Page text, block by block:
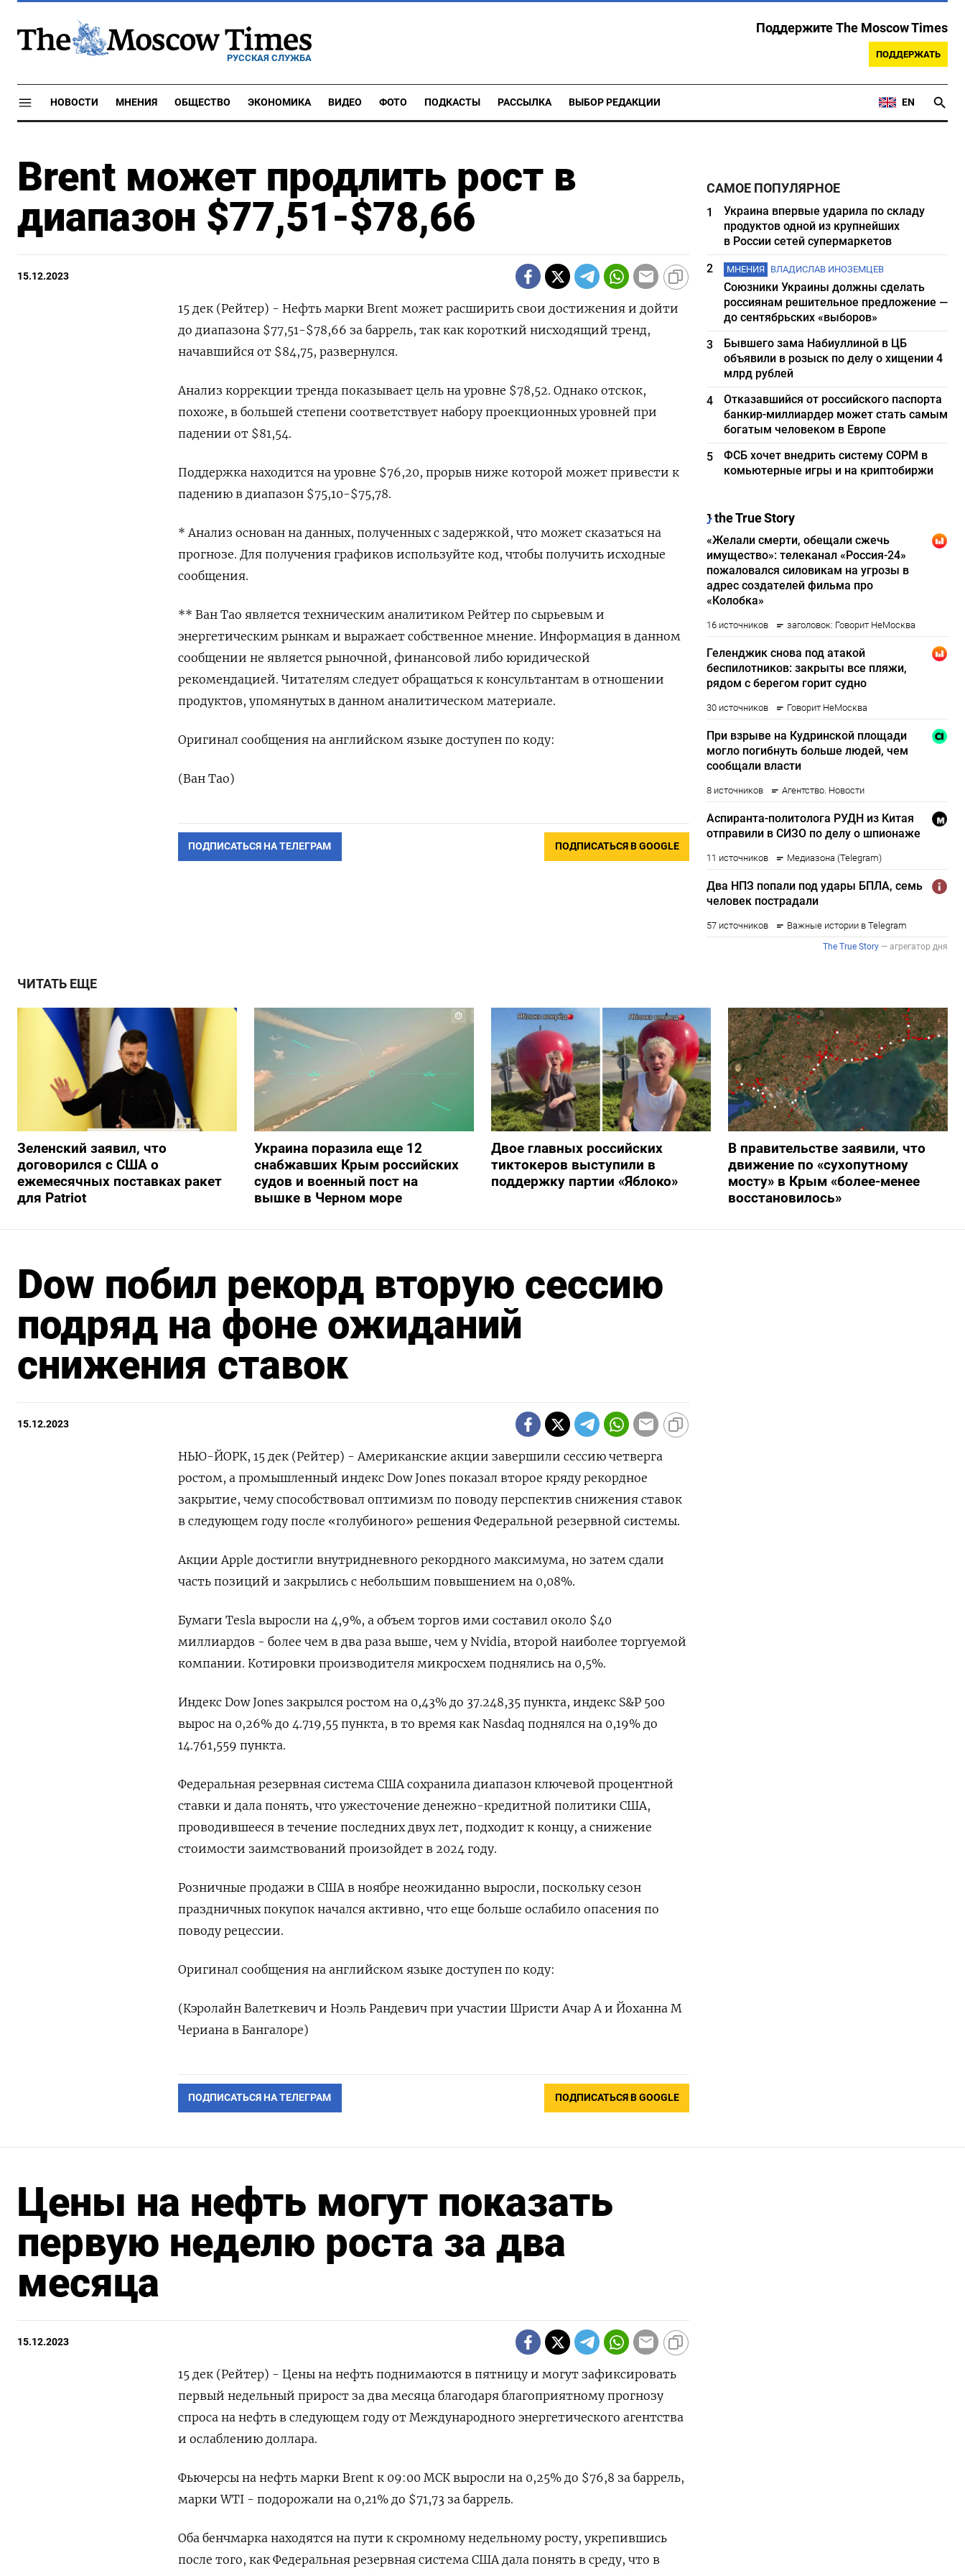
РУССКАЯ СЛУЖБА
Поддержите The Moscow Times
ПОДДЕРЖАТЬ
НОВОСТИ МНЕНИЯ ОБЩЕСТВО ЭКОНОМИКА ВИДЕО ФОТО ПОДКАСТЫ РАССЫЛКА ВЫБОР РЕДАКЦИИ EN
Brent может продлить рост в
диапазон $77,51-$78,66
15.12.2023
15 дек (Рейтер) - Нефть марки Brent может расширить свои достижения и дойти
до диапазона $77,51-$78,66 за баррель, так как короткий нисходящий тренд,
начавшийся от $84,75, развернулся.
Анализ коррекции тренда показывает цель на уровне $78,52. Однако отскок,
похоже, в большей степени соответствует набору проекционных уровней при
падении от $81,54.
Поддержка находится на уровне $76,20, прорыв ниже которой может привести к
падению в диапазон $75,10-$75,78.
* Анализ основан на данных, полученных с задержкой, что может сказаться на
прогнозе. Для получения графиков используйте код, чтобы получить исходные
сообщения.
** Ван Тао является техническим аналитиком Рейтер по сырьевым и
энергетическим рынкам и выражает собственное мнение. Информация в данном
сообщении не является рыночной, финансовой либо юридической
рекомендацией. Читателям следует обращаться к консультантам в отношении
продуктов, упомянутых в данном аналитическом материале.
Оригинал сообщения на английском языке доступен по коду:
(Ван Тао)
ПОДПИСАТЬСЯ НА ТЕЛЕГРАМ ПОДПИСАТЬСЯ В GOOGLE
САМОЕ ПОПУЛЯРНОЕ
1
Украина впервые ударила по складу
продуктов одной из крупнейших
в России сетей супермаркетов
2
МНЕНИЯ ВЛАДИСЛАВ ИНОЗЕМЦЕВ
Союзники Украины должны сделать
россиянам решительное предложение —
до сентябрьских «выборов»
3
Бывшего зама Набиуллиной в ЦБ
объявили в розыск по делу о хищении 4
млрд рублей
4
Отказавшийся от российского паспорта
банкир-миллиардер может стать самым
богатым человеком в Европе
5
ФСБ хочет внедрить систему СОРМ в
комьютерные игры и на криптобиржи
ЧИТАТЬ ЕЩЕ
Зеленский заявил, что
договорился с США о
ежемесячных поставках ракет
для Patriot
Украина поразила еще 12
снабжавших Крым российских
судов и военный пост на
вышке в Черном море
Двое главных российских
тиктокеров выступили в
поддержку партии «Яблоко»
В правительстве заявили, что
движение по «сухопутному
мосту» в Крым «более-менее
восстановилось»
Dow побил рекорд вторую сессию
подряд на фоне ожиданий
снижения ставок
15.12.2023
НЬЮ-ЙОРК, 15 дек (Рейтер) - Американские акции завершили сессию четверга
ростом, а промышленный индекс Dow Jones показал второе кряду рекордное
закрытие, чему способствовал оптимизм по поводу перспектив снижения ставок
в следующем году после «голубиного» решения Федеральной резервной системы.
Акции Apple достигли внутридневного рекордного максимума, но затем сдали
часть позиций и закрылись с небольшим повышением на 0,08%.
Бумаги Tesla выросли на 4,9%, а объем торгов ими составил около $40
миллиардов - более чем в два раза выше, чем у Nvidia, второй наиболее торгуемой
компании. Котировки производителя микросхем поднялись на 0,5%.
Индекс Dow Jones закрылся ростом на 0,43% до 37.248,35 пункта, индекс S&P 500
вырос на 0,26% до 4.719,55 пункта​, в то время как ​Nasdaq поднялся на 0,19% до
14.761,559 пункта​.
Федеральная резервная система США сохранила диапазон ключевой процентной
ставки и дала понять, что ужесточение денежно-кредитной политики США,
проводившееся в течение последних двух лет, подходит к концу, а снижение
стоимости заимствований произойдет в 2024 году.
Розничные продажи в США в ноябре неожиданно выросли, поскольку сезон
праздничных покупок начался активно, что еще больше ослабило опасения по
поводу рецессии.
Оригинал сообщения на английском языке доступен по коду:
(Кэролайн Валеткевич и Ноэль Рандевич при участии Шристи Ачар А и Йоханна М
Чериана в Бангалоре)
ПОДПИСАТЬСЯ НА ТЕЛЕГРАМ ПОДПИСАТЬСЯ В GOOGLE
Цены на нефть могут показать
первую неделю роста за два
месяца
15.12.2023
15 дек (Рейтер) - Цены на нефть поднимаются в пятницу и могут зафиксировать
первый недельный прирост за два месяца благодаря благоприятному прогнозу
спроса на нефть в следующем году от Международного энергетического агентства
и ослаблению доллара.
Фьючерсы на нефть марки Brent к 09:00 МСК выросли на 0,25% до $76,8 за баррель,
марки WTI - подорожали на 0,21% до $71,73 за баррель.
Оба бенчмарка находятся на пути к скромному недельному росту, укрепившись
после того, как Федеральная резервная система США дала понять в среду, что в